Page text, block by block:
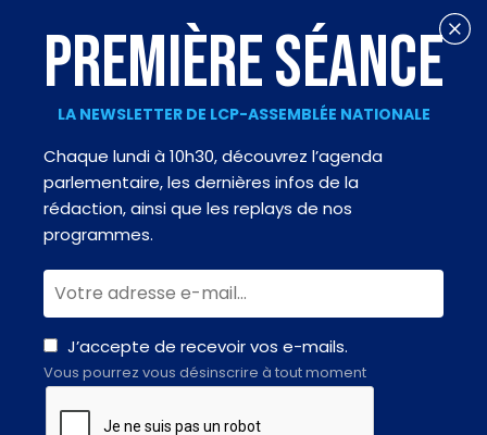
PREMIÈRE SÉANCE
LA NEWSLETTER DE LCP-ASSEMBLÉE NATIONALE
Chaque lundi à 10h30, découvrez l’agenda
parlementaire, les dernières infos de la
rédaction, ainsi que les replays de nos
programmes.
J’accepte de recevoir vos e-mails.
Vous pourrez vous désinscrire à tout moment